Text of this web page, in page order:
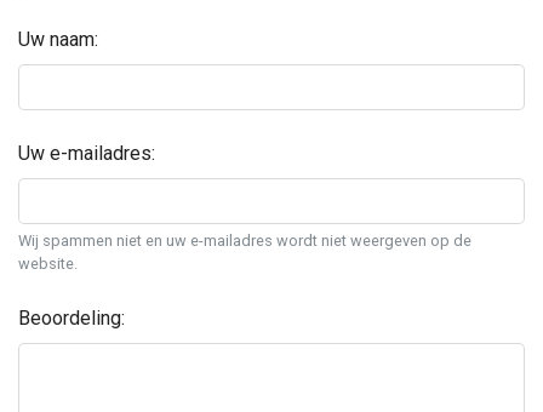
Uw naam:
Uw e-mailadres:
Wij spammen niet en uw e-mailadres wordt niet weergeven op de
website.
Beoordeling: